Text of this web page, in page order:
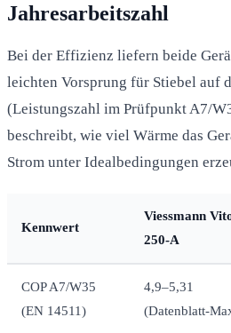
Jahresarbeitszahl
Bei der Effizienz liefern beide
leichten Vorsprung für Stiebel auf
(Leistungszahl im Prüfpunkt A7/
beschreibt, wie viel Wärme das
Strom unter Idealbedingungen
Kennwert
Viessmann
250-A
COP A7/W35
(EN 14511)
4,9–5,31
(Datenblatt-